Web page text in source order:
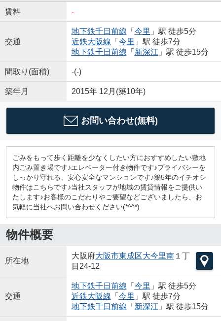
賃料 -
交通
地下鉄千日前線 「 今里 」駅 徒歩5分
近鉄大阪線 「 今里 」駅 徒歩7分
地下鉄千日前線 「 新深江 」駅 徒歩15分
間取り(面積) -(-)
築年月 2015年 12月(築10年)
お問い合わせ(無料)
ごみをもって歩く距離を少なくしたい方におすすめしたい敷地
内ごみ置き場です♪エレベーター付き物件です♪プライバシーを
しっかり守れる、安心安全なマンションです♪築5年のイチオシ
物件はこちらです♪当社スタッフが地域の賃貸情報をご提供い
たします♪お客様のこだわりやご要望などございましたら、お
気軽に当社へお問い合わせください(*^^*)
物件概要
所在地
大阪府大阪市東成区大今里南１丁
目24-12
交通
地下鉄千日前線 「 今里 」駅 徒歩5分
近鉄大阪線 「 今里 」駅 徒歩7分
地下鉄千日前線 「 新深江 」駅 徒歩15分